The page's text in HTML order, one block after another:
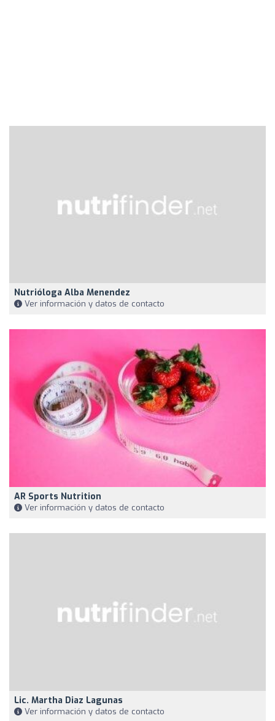
Nutrióloga Alba Menendez
Ver información y datos de contacto
AR Sports Nutrition
Ver información y datos de contacto
Lic. Martha Diaz Lagunas
Ver información y datos de contacto